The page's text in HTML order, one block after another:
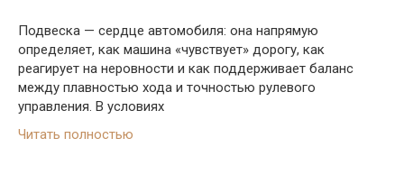
Подвеска — сердце автомобиля: она напрямую
определяет, как машина «чувствует» дорогу, как
реагирует на неровности и как поддерживает баланс
между плавностью хода и точностью рулевого
управления. В условиях
Читать полностью